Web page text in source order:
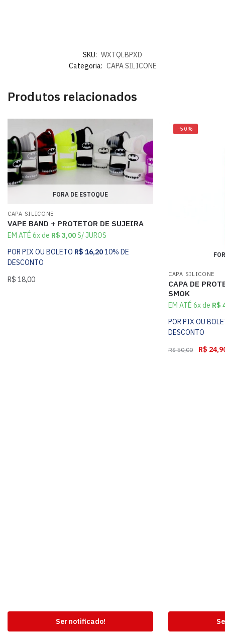
SKU: WXTQLBPXD
Categoria: CAPA SILICONE
Produtos relacionados
FORA DE ESTOQUE
CAPA SILICONE
VAPE BAND + PROTETOR DE SUJEIRA
EM ATÉ 6x de R$ 3,00S/ JUROS
POR PIX OU BOLETO R$ 16,2010% DE
DESCONTO
R$ 18,00
Ser notificado!
-50%
CAPA SILICONE
CAPA DE
SMOK
EM ATÉ 6x de R$
POR PIX OU
DESCONTO
R$50,00 R$